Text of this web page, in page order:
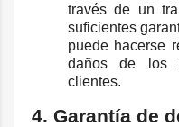
través de un
suficientes
puede hacerse
daños de los
clientes.
4. Garantía de